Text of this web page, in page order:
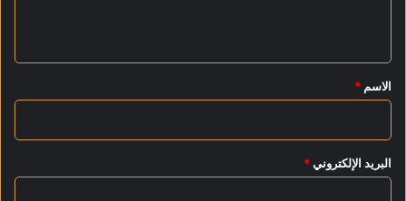
ا
د
ا
و
ط
ن
*
الاسم *
البريد الإلكتروني *